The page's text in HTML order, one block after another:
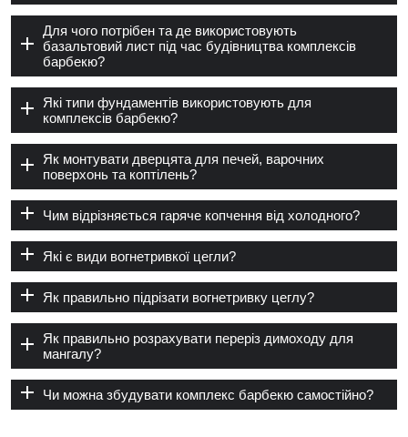
Для чого потрібен та де використовують
базальтовий лист під час будівництва комплексів
барбекю?
Які типи фундаментів використовують для
комплексів барбекю?
Як монтувати дверцята для печей, варочних
поверхонь та коптілень?
Чим відрізняється гаряче копчення від холодного?
Які є види вогнетривкої цегли?
Як правильно підрізати вогнетривку цеглу?
Як правильно розрахувати переріз димоходу для
мангалу?
Чи можна збудувати комплекс барбекю самостійно?